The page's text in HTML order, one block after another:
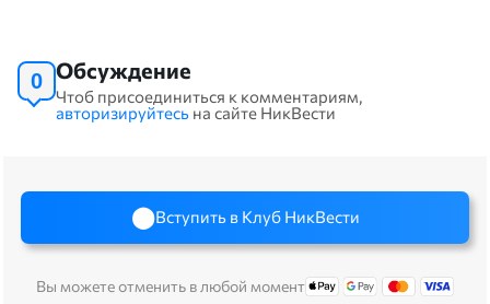
0 Обсуждение
Чтоб присоединиться к комментариям,
авторизируйтесь на сайте НикВести
Вступить в Клуб НикВести
Вы можете отменить в любой момент